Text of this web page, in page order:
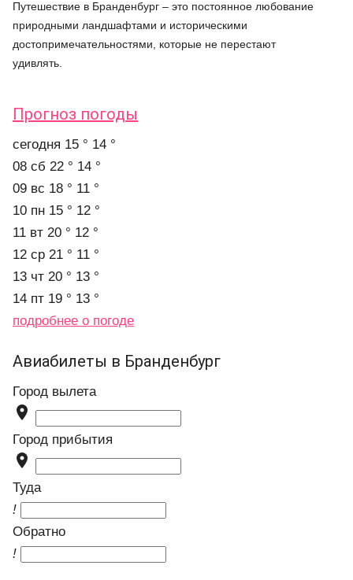
Путешествие в Бранденбург – это постоянное любование
природными ландшафтами и историческими
достопримечательностями, которые не перестают
удивлять.
Прогноз погоды
cегодня 15 ° 14 °
08 сб 22 ° 14 °
09 вс 18 ° 11 °
10 пн 15 ° 12 °
11 вт 20 ° 12 °
12 ср 21 ° 11 °
13 чт 20 ° 13 °
14 пт 19 ° 13 °
подробнее о погоде
Авиабилеты в Бранденбург
Город вылета

Город прибытия

Туда
!
Обратно
!